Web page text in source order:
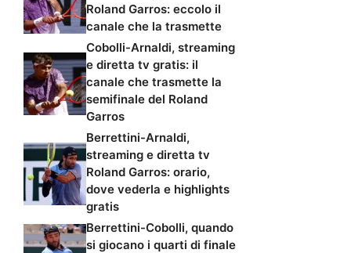
Roland Garros: eccolo il
canale che la trasmette
Cobolli-Arnaldi, streaming
e diretta tv gratis: il
canale che trasmette la
semifinale del Roland
Garros
Berrettini-Arnaldi,
streaming e diretta tv
Roland Garros: orario,
dove vederla e highlights
gratis
Berrettini-Cobolli, quando
si giocano i quarti di finale